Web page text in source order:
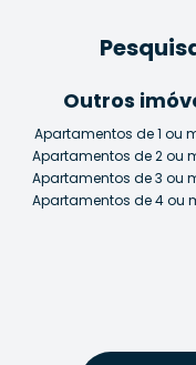
Outros
Apartamentos de 1 ou
Apartamentos de 2 ou
Apartamentos de 3 ou
Apartamentos de 4 ou